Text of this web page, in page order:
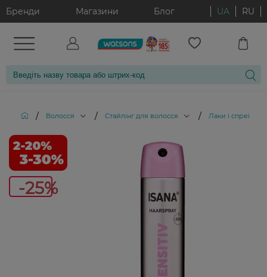
Бренди Магазини Блог UA RU
/ Волосся / Стайлінг для волосся / Лаки і спреї для
-25%